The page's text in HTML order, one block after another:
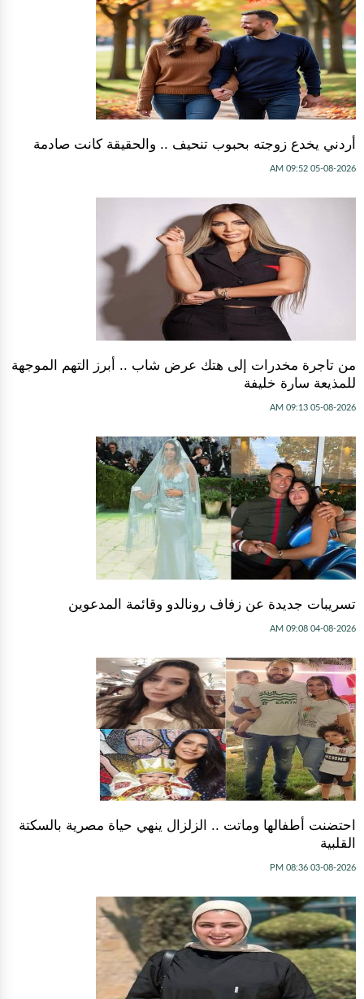
أردني يخدع زوجته بحبوب تنحيف .. والحقيقة كانت صادمة
05-08-2026 09:52 AM
من تاجرة مخدرات إلى هتك عرض شاب .. أبرز التهم الموجهة
للمذيعة سارة خليفة
05-08-2026 09:13 AM
تسريبات جديدة عن زفاف رونالدو وقائمة المدعوين
04-08-2026 09:08 AM
احتضنت أطفالها وماتت .. الزلزال ينهي حياة مصرية بالسكتة
القلبية
03-08-2026 08:36 PM